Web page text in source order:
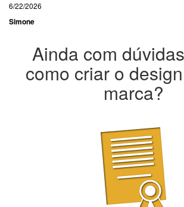
6/22/2026
Simone
Ainda com
como criar o
marca?